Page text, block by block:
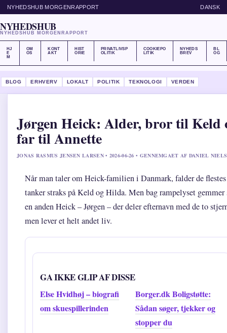
NYHEDSHUB MORGENRAPPORT DANSK
NYHEDSHUB
NYHEDSHUB MORGENRAPPORT
HJ
E
M
OM
OS
KONT
AKT
HIST
ORIE
PRIVATLIVSP
OLITIK
COOKIEPO
LITIK
NYHEDS
BREV
BL
OG
BLOG ERHVERV LOKALT POLITIK TEKNOLOGI VERDEN
Jørgen Heick: Alder, bror til Keld
far til Annette
JONAS RASMUS JENSEN LARSEN • 2026-06-26 • GENNEMGAET AF DANIEL
Når man taler om Heick-familien i Danmark, falder de flestes
tanker straks på Keld og Hilda. Men bag rampelyset gemmer
en anden Heick – Jørgen – der deler efternavn med de to
men lever et helt andet liv.
GA IKKE GLIP AF DISSE
Else Hvidhøj – biografi
om skuespillerinden
Borger.dk Boligstøtte:
Sådan søger, tjekker og
stopper du